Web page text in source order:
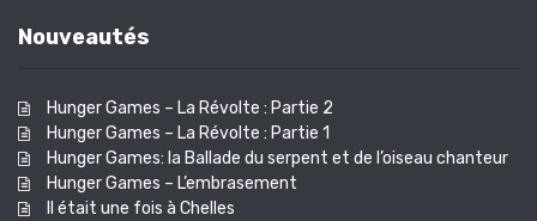
Nouveautés
Hunger Games – La Révolte : Partie 2
Hunger Games – La Révolte : Partie 1
Hunger Games: la Ballade du serpent et de l’oiseau chanteur
Hunger Games – L’embrasement
Il était une fois à Chelles